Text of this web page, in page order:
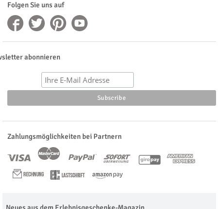
Folgen Sie uns auf
abonnieren
Zahlungsmöglichkeiten bei Partnern